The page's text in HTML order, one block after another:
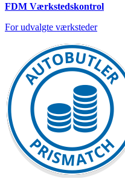
FDM Værkstedskontrol
For udvalgte værksteder